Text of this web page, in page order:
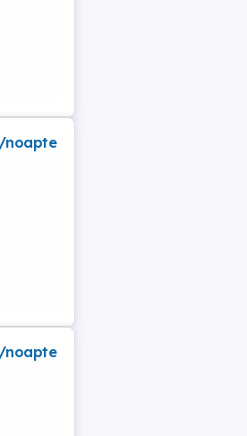
/noapte
/noapte